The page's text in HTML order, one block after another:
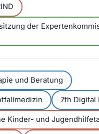
der
und Beratung
7th Digital
Kinder- und